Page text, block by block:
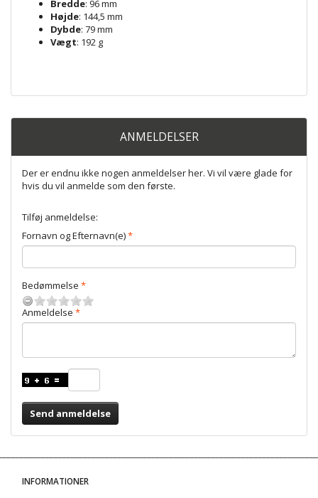
Bredde: 96 mm
Højde: 144,5 mm
Dybde: 79 mm
Vægt: 192 g
ANMELDELSER
Der er endnu ikke nogen anmeldelser her. Vi vil være glade for
hvis du vil anmelde som den første.
Tilføj anmeldelse:
Fornavn og Efternavn(e)
Bedømmelse
Anmeldelse
Send anmeldelse
INFORMATIONER